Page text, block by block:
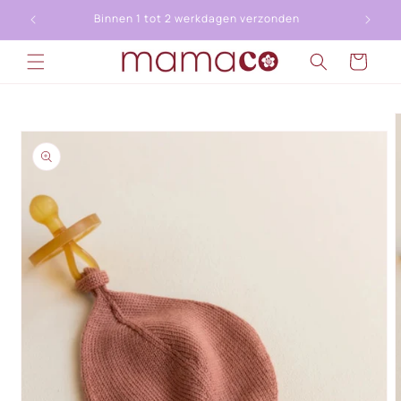
naar de
content
Binnen 1 tot 2 werkdagen verzonden
Winkelwagen